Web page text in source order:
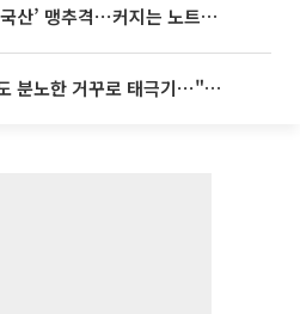
맥북 품은 삼성에 ‘중국산’ 맹추격⋯커지는 노트북 OLED 시장
서경덕 교수, 김희철도 분노한 거꾸로 태극기⋯"엉터리는 아냐, 아쉬울 뿐"